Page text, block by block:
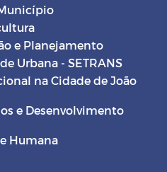
e Planejamento
Urbana - SETRANS
na Cidade de João
e Desenvolvimento
Humana